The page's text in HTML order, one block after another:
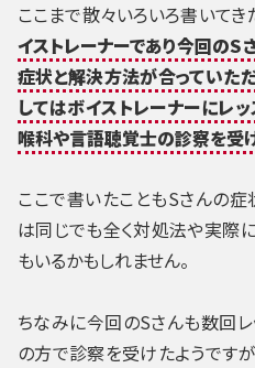
ここまで散々いろいろ書いてき
イストレーナーであり今回のS
症状と解決方法が合っていた
してはボイストレーナーにレ
喉科や言語聴覚士の診察を受け
ここで書いたこともSさんの症
は同じでも全く対処法や実際
もいるかもしれません。
ちなみに今回のSさんも数回
の方で診察を受けたようですが